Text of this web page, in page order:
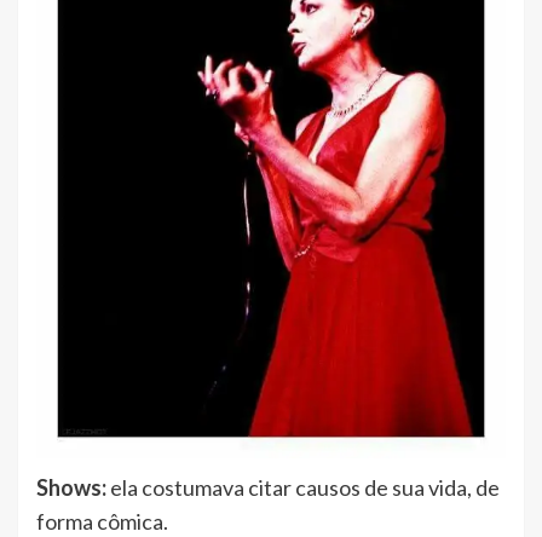
Shows:ela costumava citar causos de sua vida, de
forma cômica.